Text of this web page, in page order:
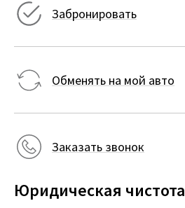
Забронировать
Обменять на мой авто
Заказать звонок
Юридическая чистота